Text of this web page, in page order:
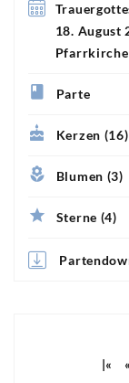
18. August
Parte
Kerzen (16)
Blumen (3)
Sterne (4)
|« «